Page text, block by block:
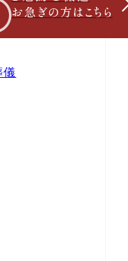
お急ぎの方はこちら
儀